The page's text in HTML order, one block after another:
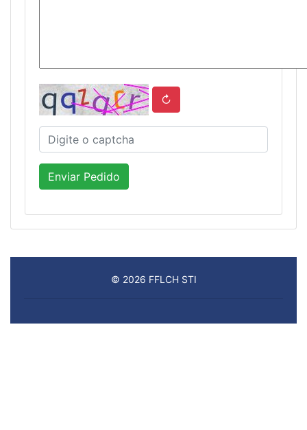
↻
Enviar Pedido
© 2026 FFLCH STI